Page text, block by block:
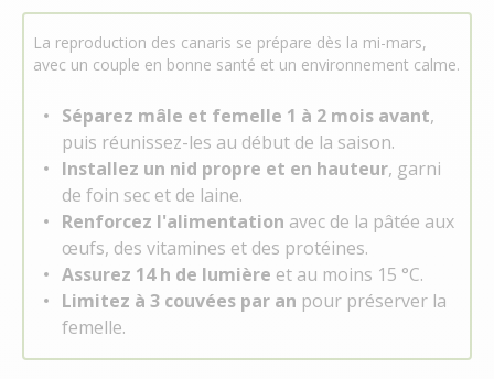
La reproduction des canaris se prépare dès la mi-mars,
avec un couple en bonne santé et un environnement calme.
Séparez mâle et femelle 1 à 2 mois avant,
puis réunissez-les au début de la saison.
Installez un nid propre et en hauteur, garni
de foin sec et de laine.
Renforcez l'alimentation avec de la pâtée aux
œufs, des vitamines et des protéines.
Assurez 14 h de lumière et au moins 15 °C.
Limitez à 3 couvées par an pour préserver la
femelle.